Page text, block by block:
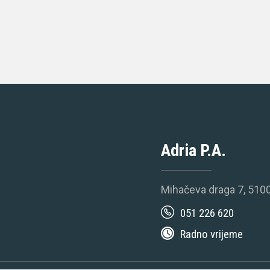
Adria P.A.
Mihačeva draga 7,
051 226 620
Radno vrijeme